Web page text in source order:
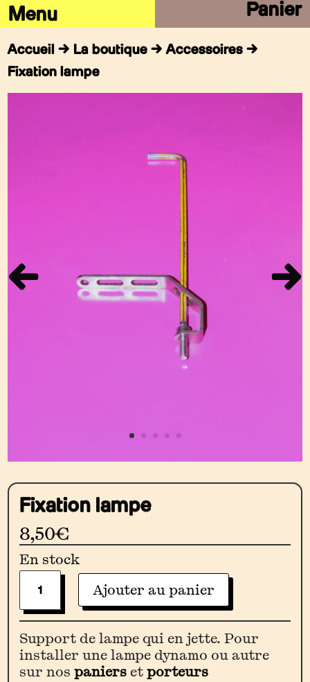
Panier
Accueil → La boutique →Accessoires →
Fixation lampe
Fixation lampe
8,50€
En stock
Fixation
Lampe
Ajouter au panier
Support de lampe qui en jette. Pour
installer une lampe dynamo ou autre
sur nospaniersetporteurs